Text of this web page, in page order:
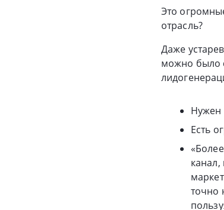
Это
отрасль?
Даже
можно было
Нужен
Есть
точно